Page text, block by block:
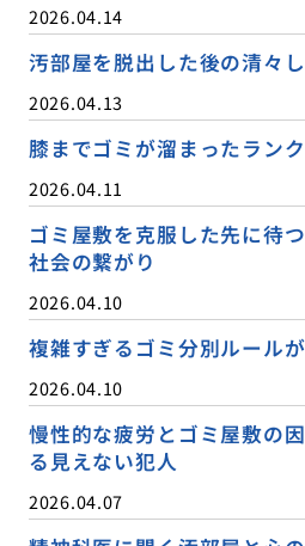
2026.04.14
汚部屋を脱出した後の清々
2026.04.13
膝までゴミが溜まったラン
2026.04.11
ゴミ屋敷を克服した先に待
社会の繋がり
2026.04.10
複雑すぎるゴミ分別ルール
2026.04.10
慢性的な疲労とゴミ屋敷の
る見えない犯人
2026.04.07